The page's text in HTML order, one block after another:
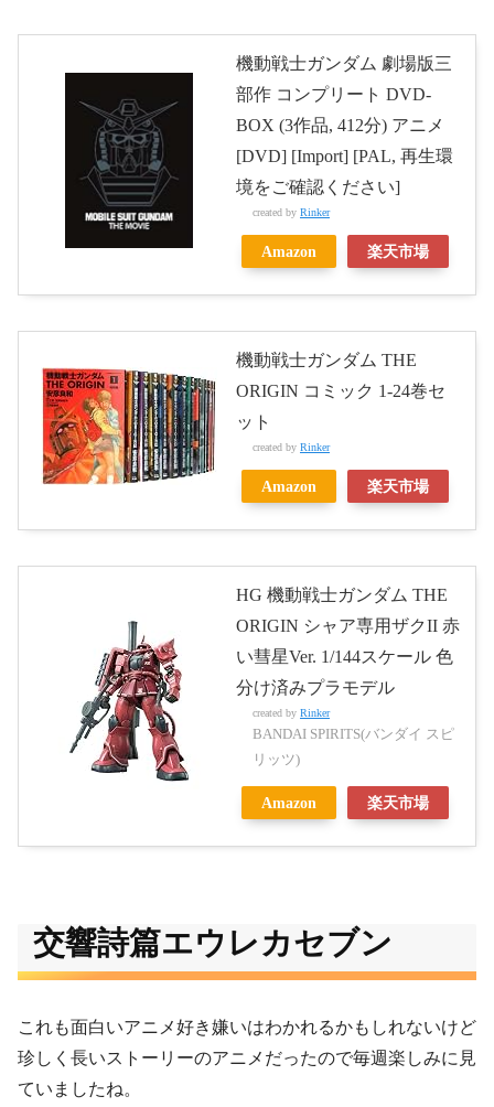
機動戦士ガンダム 劇場版三
部作 コンプリート DVD-
BOX (3作品, 412分) アニメ
[DVD] [Import] [PAL, 再生環
境をご確認ください]
created by Rinker
Amazon 楽天市場
機動戦士ガンダム THE
ORIGIN コミック 1-24巻セ
ット
created by Rinker
Amazon 楽天市場
HG 機動戦士ガンダム THE
ORIGIN シャア専用ザクII 赤
い彗星Ver. 1/144スケール 色
分け済みプラモデル
created by Rinker
BANDAI SPIRITS(バンダイ スピ
リッツ)
Amazon 楽天市場
交響詩篇エウレカセブン
これも面白いアニメ好き嫌いはわかれるかもしれないけど
珍しく長いストーリーのアニメだったので毎週楽しみに見
ていましたね。